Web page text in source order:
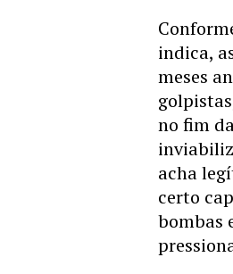
indica,
meses
no fim
acha
certo
bombas